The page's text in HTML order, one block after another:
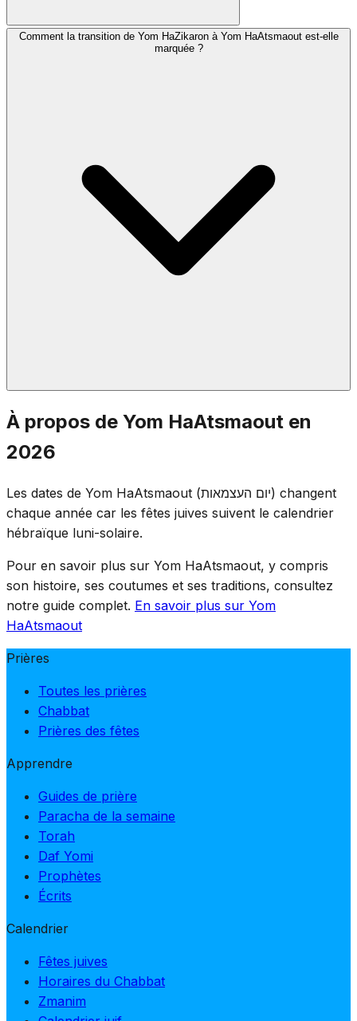
De nombreuses communautés récitent le Hallel (avec
Comment la transition de Yom HaZikaron à Yom HaAtsmaout est-elle
marquée ?
À la tombée de la nuit de Yom HaZikaron, une
cérémonie au mont Herzl marque la transition. Les
flammes commémoratives sont éteintes et les festivités
soulignant le prix payé pour l'indépendance.
À propos de Yom HaAtsmaout en
2026
Les dates de Yom HaAtsmaout (יום העצמאות) changent
chaque année car les fêtes juives suivent le calendrier
hébraïque luni-solaire.
Pour en savoir plus sur Yom HaAtsmaout, y compris
son histoire, ses coutumes et ses traditions, consultez
notre guide complet. En savoir plus sur Yom
HaAtsmaout
Prières
Toutes les prières
Chabbat
Prières des fêtes
Apprendre
Guides de prière
Paracha de la semaine
Torah
Daf Yomi
Prophètes
Écrits
Calendrier
Fêtes juives
Horaires du Chabbat
Zmanim